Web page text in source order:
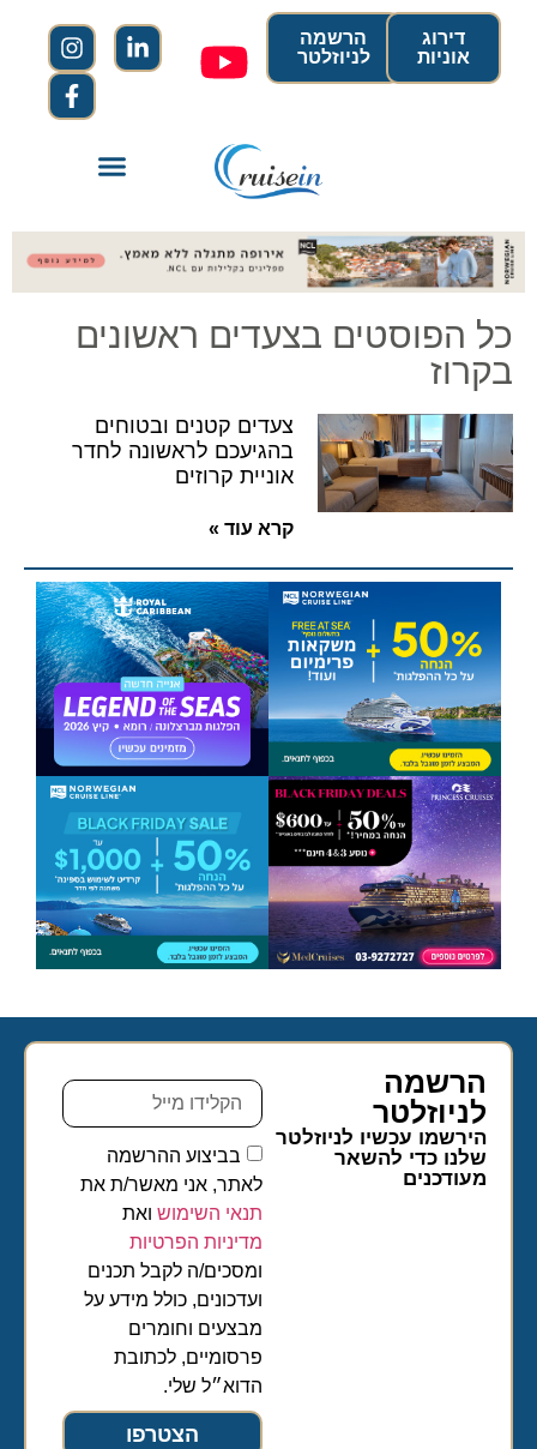
הרשמה
לניוזלטר
דירוג
אוניות
כל הפוסטים בצעדים ראשונים
בקרוז
צעדים קטנים ובטוחים
בהגיעכם לראשונה לחדר
אוניית קרוזים
קרא עוד »
הרשמה
לניוזלטר​
הירשמו עכשיו לניוזלטר
שלנו כדי להשאר
מעודכנים
בביצוע ההרשמה
לאתר, אני מאשר/ת את
תנאי השימושואת
מדיניות הפרטיות
ומסכים/ה לקבל תכנים
ועדכונים, כולל מידע על
מבצעים וחומרים
פרסומיים, לכתובת
הדוא״ל שלי.
הצטרפו